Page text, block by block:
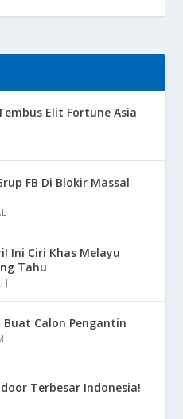
Elit Fortune Asia
FB Di Blokir Massal
Ini Ciri Khas Melayu
Tahu
Buat Calon Pengantin
Terbesar Indonesia!